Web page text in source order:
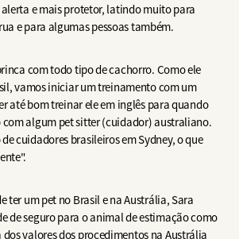
e mais protetor, latindo muito para
e para algumas pessoas também.
com todo tipo de cachorro. Como ele
vamos iniciar um treinamento com um
até bom treinar ele em inglês para quando
com algum pet sitter (cuidador) australiano.
cuidadores brasileiros em Sydney, o que
ter um pet no Brasil e na Austrália, Sara
de seguro para o animal de estimação como
valores dos procedimentos na Austrália